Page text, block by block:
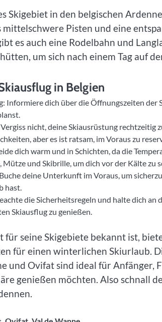
Skigebiet in den belgischen
mittelschwere Pisten und eine
es auch eine Rodelbahn und
um sich nach einem Tag auf
in Belgien
Informiere dich über die Öffnungszeiten
nicht, deine Skiausrüstung rechtzeitig
aber es ist ratsam, im Voraus zu
dich warm und in Schichten, da die
Mütze und Skibrille, um dich vor der Kälte zu
deine Unterkunft im Voraus, um
hast.
die Sicherheitsregeln und halte dich an
Skiausflug zu genießen.
für seine Skigebiete bekannt ist,
für einen winterlichen Skiurlaub.
und Ovifat sind ideal für Anfänger,
genießen möchten. Also schnall